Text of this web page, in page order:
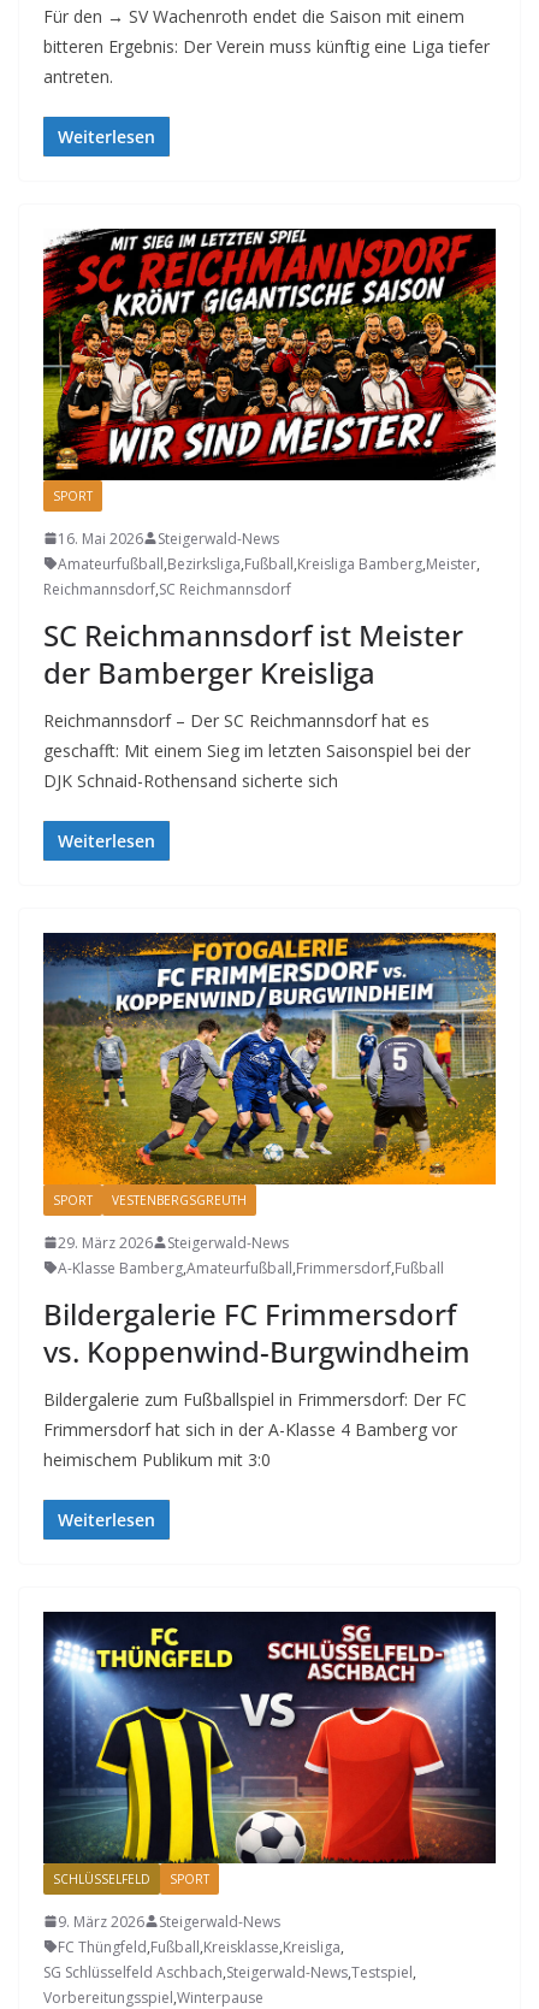
Für den → SV Wachenroth endet die Saison mit einem
bitteren Ergebnis: Der Verein muss künftig eine Liga tiefer
antreten.
Weiterlesen
SPORT
16. Mai 2026
Steigerwald-News
Amateurfußball,Bezirksliga,Fußball,Kreisliga Bamberg,Meister,
Reichmannsdorf,SC Reichmannsdorf
SC Reichmannsdorf ist Meister
der Bamberger Kreisliga
Reichmannsdorf – Der SC Reichmannsdorf hat es
geschafft: Mit einem Sieg im letzten Saisonspiel bei der
DJK Schnaid-Rothensand sicherte sich
Weiterlesen
SPORT VESTENBERGSGREUTH
29. März 2026
Steigerwald-News
A-Klasse Bamberg,Amateurfußball,Frimmersdorf,Fußball
Bildergalerie FC Frimmersdorf
vs. Koppenwind-Burgwindheim
Bildergalerie zum Fußballspiel in Frimmersdorf: Der FC
Frimmersdorf hat sich in der A-Klasse 4 Bamberg vor
heimischem Publikum mit 3:0
Weiterlesen
SCHLÜSSELFELD SPORT
9. März 2026
Steigerwald-News
FC Thüngfeld,Fußball,Kreisklasse,Kreisliga,
SG Schlüsselfeld Aschbach,Steigerwald-News,Testspiel,
Vorbereitungsspiel,Winterpause